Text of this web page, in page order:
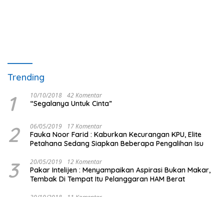
Trending
1 10/10/2018 42 Komentar
“Segalanya Untuk Cinta”
2 06/05/2019 17 Komentar
Fauka Noor Farid : Kaburkan Kecurangan KPU, Elite
Petahana Sedang Siapkan Beberapa Pengalihan Isu
3 20/05/2019 12 Komentar
Pakar Intelijen : Menyampaikan Aspirasi Bukan Makar,
Tembak Di Tempat Itu Pelanggaran HAM Berat